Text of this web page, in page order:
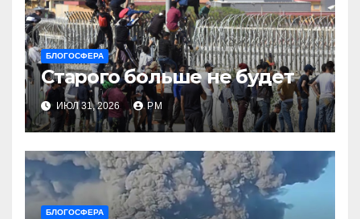
БЛОГОСФЕРА
Старого больше не будет
ИЮЛ 31, 2026 РМ
БЛОГОСФЕРА